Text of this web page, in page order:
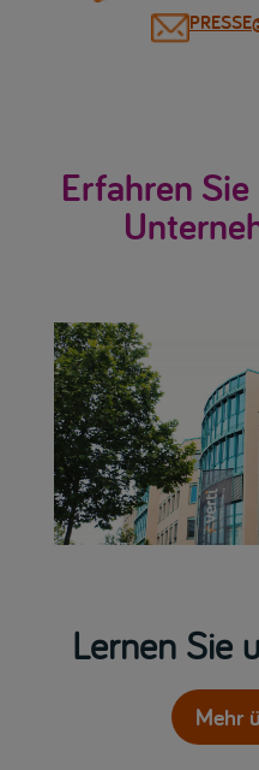
Erfahren
Lernen Sie
Mehr